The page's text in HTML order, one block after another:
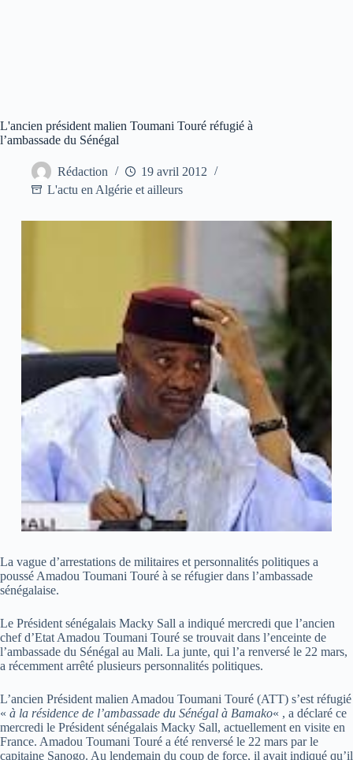
L'ancien président malien Toumani Touré réfugié à
l’ambassade du Sénégal
Rédaction
19 avril 2012
L'actu en Algérie et ailleurs
La vague d’arrestations de militaires et personnalités politiques a
poussé Amadou Toumani Touré à se réfugier dans l’ambassade
sénégalaise.
Le Président sénégalais Macky Sall a indiqué mercredi que l’ancien
chef d’Etat Amadou Toumani Touré se trouvait dans l’enceinte de
l’ambassade du Sénégal au Mali. La junte, qui l’a renversé le 22 mars,
a récemment arrêté plusieurs personnalités politiques.
L’ancien Président malien Amadou Toumani Touré (ATT) s’est réfugié
« à la résidence de l’ambassade du Sénégal à Bamako« , a déclaré ce
mercredi le Président sénégalais Macky Sall, actuellement en visite en
France. Amadou Toumani Touré a été renversé le 22 mars par le
capitaine Sanogo. Au lendemain du coup de force, il avait indiqué qu’il